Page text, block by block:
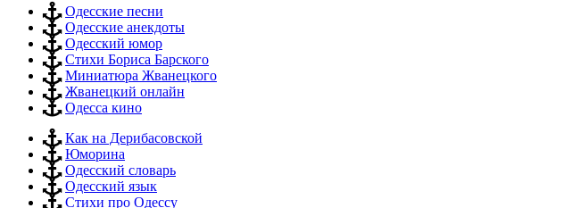
Одесские песни
Одесские анекдоты
Одесский юмор
Стихи Бориса Барского
Миниатюра Жванецкого
Жванецкий онлайн
Одесса кино
Как на Дерибасовской
Юморина
Одесский словарь
Одесский язык
Стихи про Одессу